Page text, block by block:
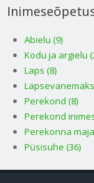
Abielu (9)
Kodu ja argielu
Laps (8)
Perekond (8)
Perekond
Perekonna
Püsisuhe (36)